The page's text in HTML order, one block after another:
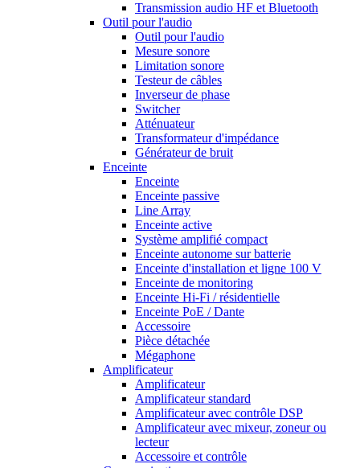
Transmission audio HF et Bluetooth
Outil pour l'audio
Outil pour l'audio
Mesure sonore
Limitation sonore
Testeur de câbles
Inverseur de phase
Switcher
Atténuateur
Transformateur d'impédance
Générateur de bruit
Enceinte
Enceinte
Enceinte passive
Line Array
Enceinte active
Système amplifié compact
Enceinte autonome sur batterie
Enceinte d'installation et ligne 100 V
Enceinte de monitoring
Enceinte Hi-Fi / résidentielle
Enceinte PoE / Dante
Accessoire
Pièce détachée
Mégaphone
Amplificateur
Amplificateur
Amplificateur standard
Amplificateur avec contrôle DSP
Amplificateur avec mixeur, zoneur ou
lecteur
Accessoire et contrôle